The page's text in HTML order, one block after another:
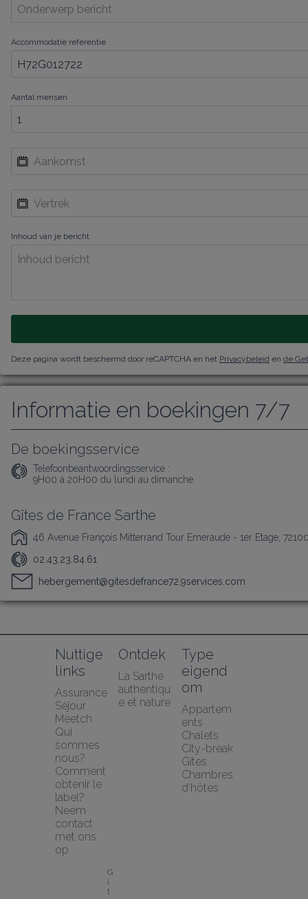
Accommodatie referentie
Aantal mensen
Inhoud van je bericht
Deze pagina wordt beschermd door reCAPTCHA en het Privacybeleid en de
Informatie en boekingen 7/7
De boekingsservice
Telefoonbeantwoordingsservice :
9H00 à 20H00 du lundi au dimanche
Gîtes de France Sarthe
46 Avenue François Mitterrand Tour Emeraude - 1er Etage,
02.43.23.84.61
hebergement@gitesdefrance72.9services.com
Nuttige
links
Assurance
Séjour
Meetch
Qui
sommes
nous?
Comment
obtenir le
label?
Neem
contact
met ons
op
Ontdek
La Sarthe
authentiqu
e et nature
Type
eigend
om
Appartem
ents
Chalets
City-break
Gîtes
Chambres
d'hôtes
G
î
t